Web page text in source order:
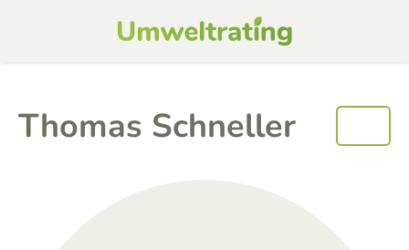
Thomas Schneller